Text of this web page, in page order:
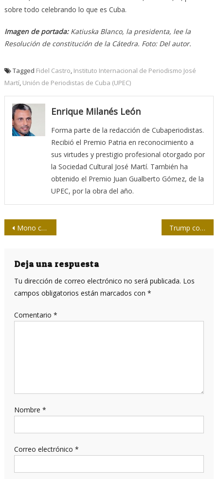
sobre todo celebrando lo que es Cuba.
Imagen de portada:Katiuska Blanco, la presidenta, lee la
Resolución de constitución de la Cátedra. Foto: Del autor.
Tagged Fidel Castro, Instituto Internacional de Periodismo José
Martí, Unión de Periodistas de Cuba (UPEC)
Enrique Milanés León
Forma parte de la redacción de Cubaperiodistas.
Recibió el Premio Patria en reconocimiento a
sus virtudes y prestigio profesional otorgado por
la Sociedad Cultural José Martí. También ha
obtenido el Premio Juan Gualberto Gómez, de la
UPEC, por la obra del año.
Navegación
entradas
Mono con navaja Trump contra Cuba
Deja una respuesta
Tu dirección de correo electrónico no será publicada. Los
campos obligatorios están marcados con *
Comentario *
Nombre *
Correo electrónico *